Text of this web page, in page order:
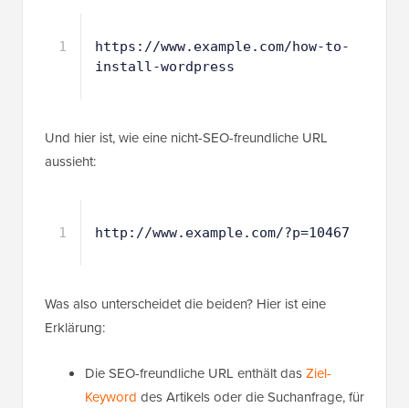
1
https://www.example.com/how-to-
install-wordpress
Und hier ist, wie eine nicht-SEO-freundliche URL
aussieht:
1 http://www.example.com/?p=10467
Was also unterscheidet die beiden? Hier ist eine
Erklärung:
Die SEO-freundliche URL enthält dasZiel-
Keyword des Artikels oder die Suchanfrage, für